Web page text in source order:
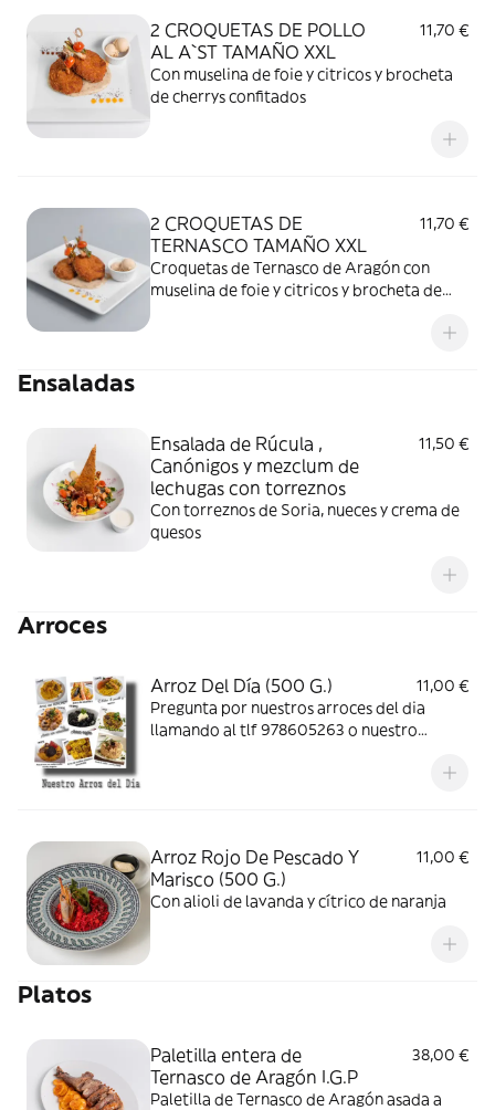
2 CROQUETAS DE POLLO
AL A`ST TAMAÑO XXL
11,70 €
Con muselina de foie y citricos y brocheta
de cherrys confitados
2 CROQUETAS DE
TERNASCO TAMAÑO XXL
11,70 €
Croquetas de Ternasco de Aragón con
muselina de foie y citricos y brocheta de
Ensaladas
Ensalada de Rúcula ,
Canónigos y mezclum de
lechugas con torreznos
11,50 €
Con torreznos de Soria, nueces y crema de
quesos
Arroces
Arroz Del Día (500 G.)
11,00 €
Pregunta por nuestros arroces del dia
llamando al tlf 978605263 o nuestro
Arroz Rojo De Pescado Y
Marisco (500 G.)
11,00 €
Con alioli de lavanda y cítrico de naranja
Platos
Paletilla entera de
Ternasco de Aragón I.G.P
38,00 €
Paletilla de Ternasco de Aragón asada a